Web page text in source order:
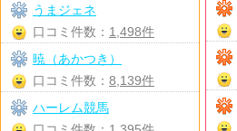
うまジェネ
口コミ件数： 1,498件
暁（あかつき）
口コミ件数： 8,139件
ハーレム競馬